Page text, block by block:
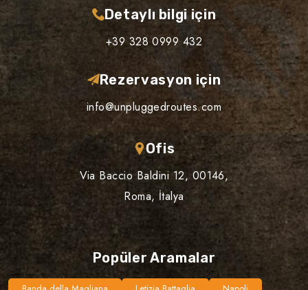
Detaylı bilgi için
+39 328 0999 432
Rezervasyon için
info@unpluggedroutes.com
Ofis
Via Baccio Baldini 12, 00146,
Roma, İtalya
Popüler Aramalar